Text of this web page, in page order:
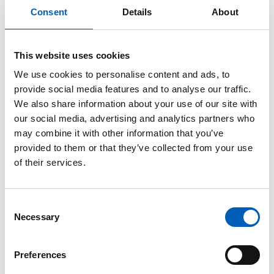
Consent Details About
This website uses cookies
We use cookies to personalise content and ads, to
provide social media features and to analyse our traffic.
We also share information about your use of our site with
our social media, advertising and analytics partners who
may combine it with other information that you’ve
provided to them or that they’ve collected from your use
of their services.
Necessary
Preferences
Internettbrukere
92,2 % har brukt Internett siste tre måneder (2023)
Se grafarrow_forward
Internt fordrevne
580 personer er på flukt inne i landet (2025)
Se grafarrow_forward
K
Korrupsjon